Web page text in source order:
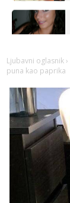
Ljubavni oglasnik ›
puna kao paprika